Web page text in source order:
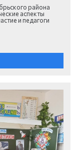
района
аспекты
и педагоги